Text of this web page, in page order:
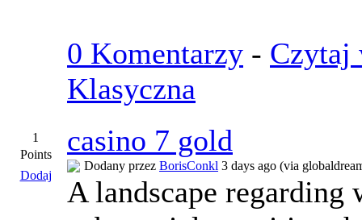
0 Komentarzy - Czytaj
Klasyczna
1
Points
Dodaj
casino 7 gold
Dodany przez BorisConkl 3 days ago (via
A landscape regarding